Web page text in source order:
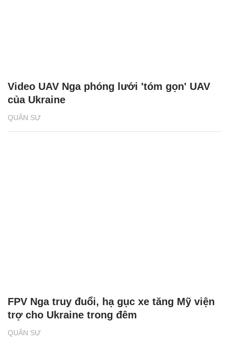
QUÂN SỰ
Video UAV Nga phóng lưới 'tóm gọn' UAV
của Ukraine
QUÂN SỰ
FPV Nga truy đuổi, hạ gục xe tăng Mỹ viện
trợ cho Ukraine trong đêm